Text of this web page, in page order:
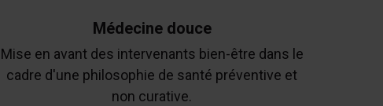
Médecine douce
Mise en avant des intervenants bien-être dans le
cadre d'une philosophie de santé préventive et
non curative.